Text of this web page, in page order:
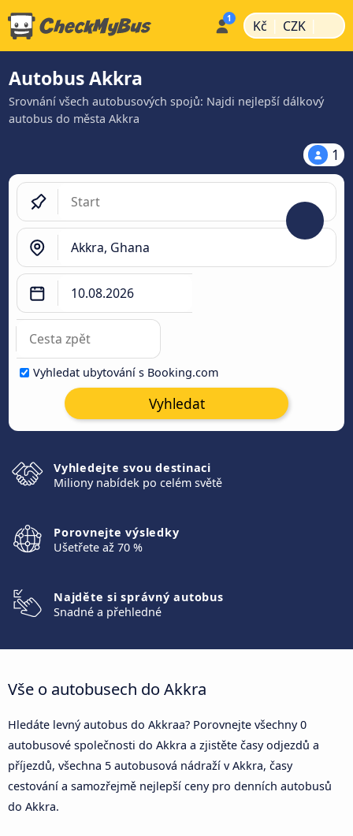
Kč | CZK |
Autobus Akkra
Srovnání všech autobusových spojů: Najdi nejlepší dálkový
autobus do města Akkra
1
Vyhledat ubytování s Booking.com
Vyhledat
Vyhledejte svou destinaci
Miliony nabídek po celém světě
Porovnejte výsledky
Ušetřete až 70 %
Najděte si správný autobus
Snadné a přehledné
Vše o autobusech do Akkra
Hledáte levný autobus do Akkraa? Porovnejte všechny 0
autobusové společnosti do Akkra a zjistěte časy odjezdů a
příjezdů, všechna 5 autobusová nádraží v Akkra, časy
cestování a samozřejmě nejlepší ceny pro denních autobusů
do Akkra.